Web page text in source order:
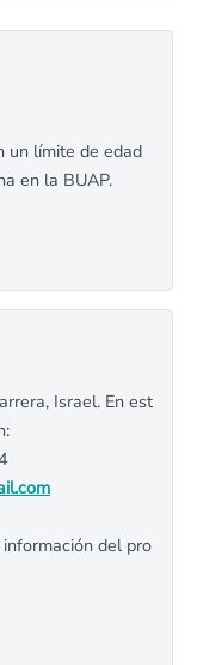
un límite de edad
en la BUAP.
Israel. En est
del pro